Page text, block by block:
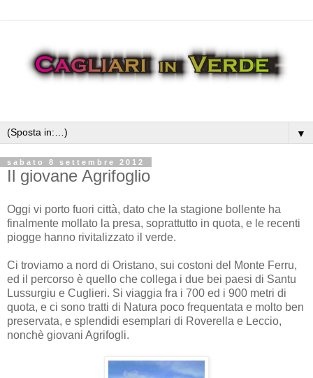
▼
sabato 8 settembre 2012
Il giovane Agrifoglio
Oggi vi porto fuori città, dato che la stagione bollente ha
finalmente mollato la presa, soprattutto in quota, e le recenti
piogge hanno rivitalizzato il verde.
Ci troviamo a nord di Oristano, sui costoni del Monte Ferru,
ed il percorso è quello che collega i due bei paesi di Santu
Lussurgiu e Cuglieri. Si viaggia fra i 700 ed i 900 metri di
quota, e ci sono tratti di Natura poco frequentata e molto ben
preservata, e splendidi esemplari di Roverella e Leccio,
nonchè giovani Agrifogli.